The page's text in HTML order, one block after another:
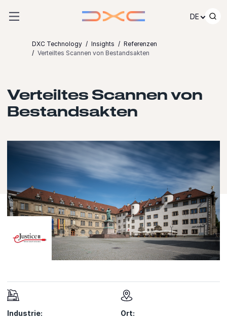
DE
DXC Technology Insights
Referenzen
Verteiltes Scannen von Bestandsakten
Verteiltes Scannen von
Bestandsakten
Industrie:
Ort: